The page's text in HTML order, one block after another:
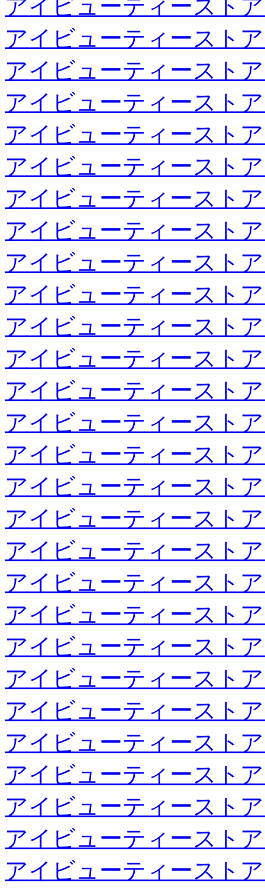
アイビューティースト
アイビューティースト
アイビューティースト
アイビューティースト
アイビューティースト
アイビューティースト
アイビューティースト
アイビューティースト
アイビューティースト
アイビューティースト
アイビューティースト
アイビューティースト
アイビューティースト
アイビューティースト
アイビューティースト
アイビューティースト
アイビューティースト
アイビューティースト
アイビューティースト
アイビューティースト
アイビューティースト
アイビューティースト
アイビューティースト
アイビューティースト
アイビューティースト
アイビューティースト
アイビューティースト
アイビューティースト